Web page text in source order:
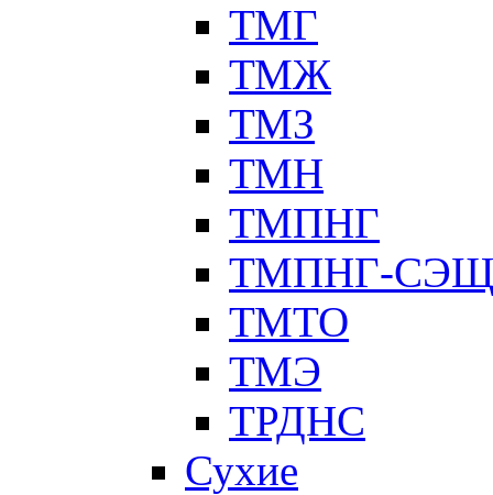
ТМГ
ТМЖ
ТМЗ
ТМН
ТМПНГ
ТМПНГ-СЭЩ
ТМТО
ТМЭ
ТРДНС
Сухие